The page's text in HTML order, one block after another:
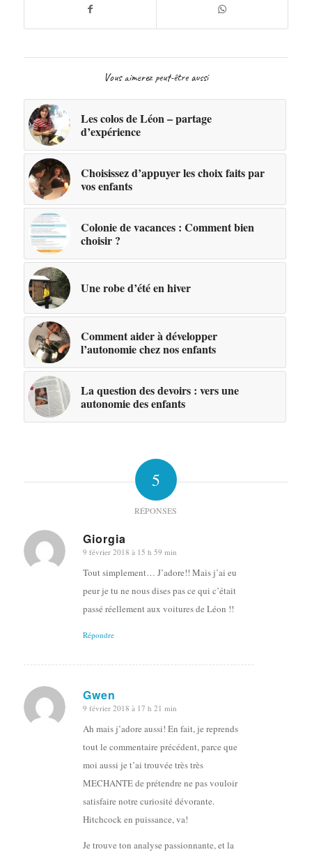
Vous aimerez peut-être aussi
Les colos de Léon – partage
d’expérience
Choisissez d’appuyer les choix faits par
vos enfants
Colonie de vacances : Comment bien
choisir ?
Une robe d’été en hiver
Comment aider à développer
l’autonomie chez nos enfants
La question des devoirs : vers une
autonomie des enfants
5
RÉPONSES
Giorgia
dit
9 février 2018 à 15 h 59 min
Tout simplement… J’adore!! Mais j’ai eu
peur je tu ne nous dises pas ce qui c’était
passé réellement aux voitures de Léon !!
Répondre
Gwen
dit
9 février 2018 à 17 h 21 min
Ah mais j’adore aussi! En fait, je reprends
tout le commentaire précédent, parce que
moi aussi je t’ai trouvée très très
MECHANTE de prétendre ne pas vouloir
satisfaire notre curiosité dévorante.
Hitchcock en puissance, va!
Je trouve ton analyse passionnante, et la